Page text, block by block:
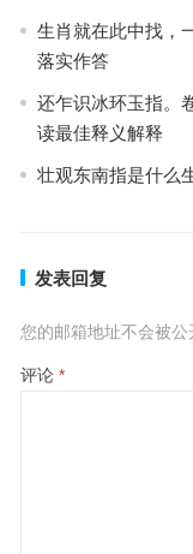
生肖就在此中找，
落实作答
还乍识冰环玉指。
读最佳释义解释
壮观东南指是什么
发表回复
您的邮箱地址不会被公
评论 *